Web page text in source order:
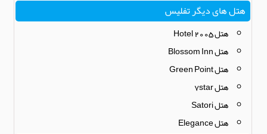
هتل های دیگر تفلیس
هتل Hotel 2005
هتل Blossom Inn
هتل Green Point
هتل 7star
هتل Satori
هتل Elegance